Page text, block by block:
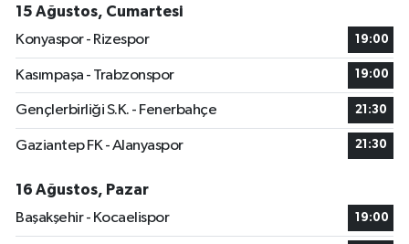
15 Ağustos, Cumartesi
Konyaspor - Rizespor
19:00
Kasımpaşa - Trabzonspor 19:00
Gençlerbirliği S.K. - Fenerbahçe 21:30
Gaziantep FK - Alanyaspor 21:30
16 Ağustos, Pazar
Başakşehir - Kocaelispor
19:00